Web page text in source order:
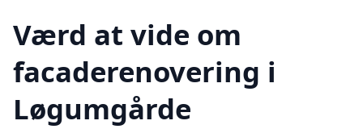
Værd at vide om
facaderenovering i
Løgumgårde